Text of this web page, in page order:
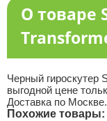
О товаре
Черный гироскутер
выгодной цене
Доставка по Москве.
Похожие товары: